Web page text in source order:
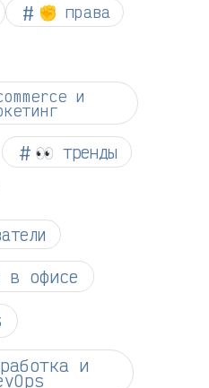
✊ права
и
👀 тренды
в офисе
и